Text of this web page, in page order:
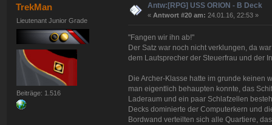
TrekMan
Lieutenant Junior Grade
Beiträge: 1.516
Antw:[RPG] USS ORION - B Deck
« Antwort #20 am: 24.01.16, 22:53 »
"Fangen wir ihn ab!"
Der Satz war noch nicht verklungen, da
dem Lautsprecher der Steuerfrau und der
Die Archer-Klasse hatte im grunde keinen
man eigentlich behaupten konnte, das
Laderaum und ein paar Schlafzellen
Decks dominierte der Computerkern und
Bordwand verteilten sich alle Quartiere,